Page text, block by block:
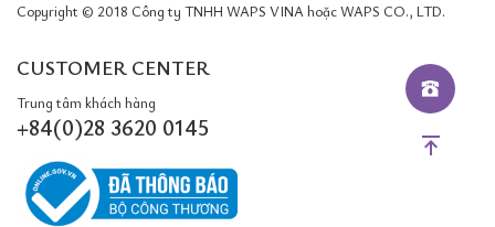
Copyright © 2018 Công ty TNHH WAPS VINA hoặc WAPS CO., LTD.
CUSTOMER CENTER
Trung tâm khách hàng
+84(0)28 3620 0145